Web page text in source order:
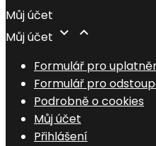
Můj účet
Můj účet  
Formulář pro
Formulář pro
Podrobně o cookies
Můj účet
Přihlášení